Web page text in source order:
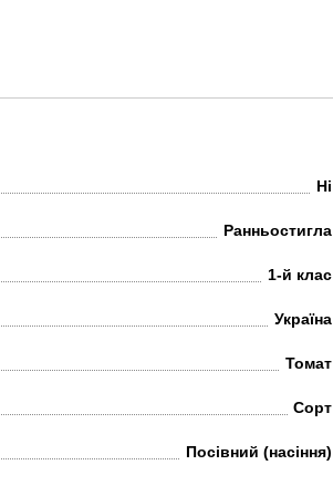
Ні
Ранньостигла
1-й клас
Україна
Томат
Сорт
Посівний (насіння)